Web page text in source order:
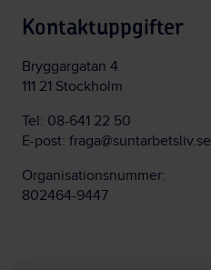
Kontaktuppgifter
Bryggargatan 4
111 21 Stockholm
Tel: 08-641 22 50
E-post: fraga@suntarbetsliv.se
Organisationsnummer:
802464-9447